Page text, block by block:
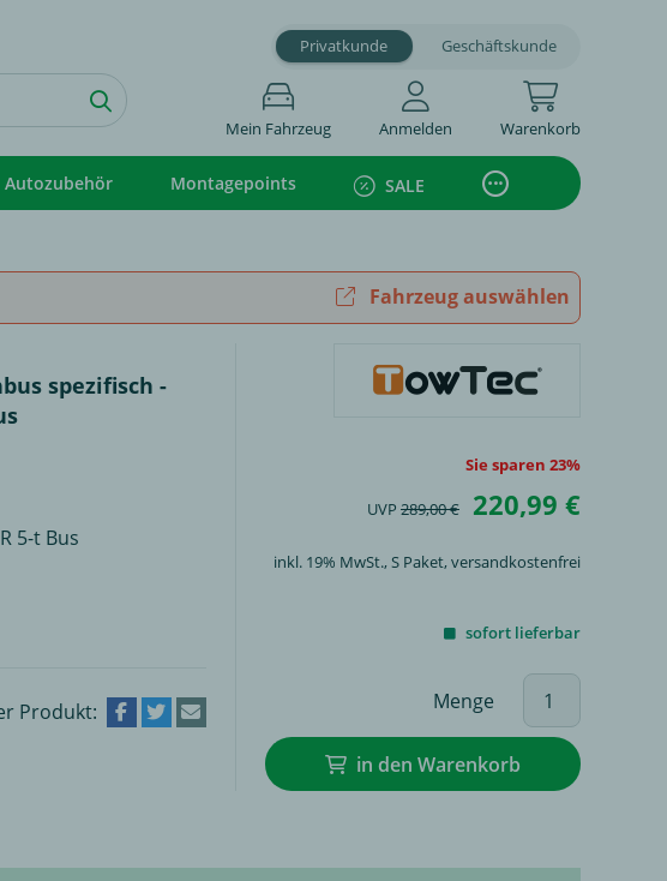
Privatkunde Geschäftskunde
Mein Fahrzeug Anmelden Warenkorb
Autozubehör Montagepoints SALE
Fahrzeug auswählen
spezifisch -
5-t Bus
Produkt:
Sie sparen 23%
UVP 289,00 € 220,99 €
inkl. 19% MwSt.,S Paket, versandkostenfrei
sofort lieferbar
Menge
in den Warenkorb